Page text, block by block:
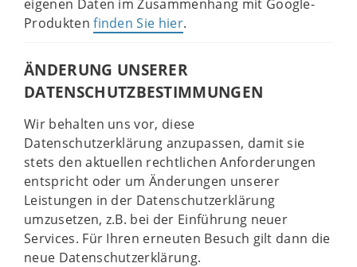
eigenen Daten im Zusammenhang mit Google-
Produktenfinden Sie hier.
ÄNDERUNG UNSERER
DATENSCHUTZBESTIMMUNGEN
Wir behalten uns vor, diese
Datenschutzerklärung anzupassen, damit sie
stets den aktuellen rechtlichen Anforderungen
entspricht oder um Änderungen unserer
Leistungen in der Datenschutzerklärung
umzusetzen, z.B. bei der Einführung neuer
Services. Für Ihren erneuten Besuch gilt dann die
neue Datenschutzerklärung.